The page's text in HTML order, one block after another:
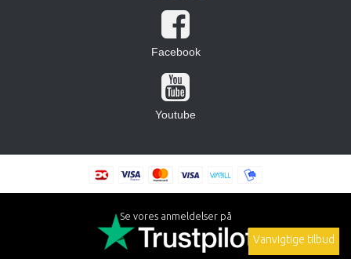
Vanvigtige tilbud
Facebook
Youtube
Se vores anmeldelser på